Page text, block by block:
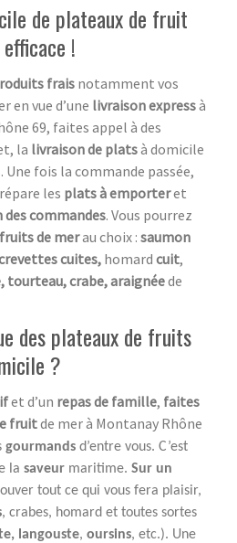
de plateaux de fruit
!
frais notamment vos
en vue d’une livraison expressà
69, faites appel à des
la livraison de platsà domicile
fois la commande passée,
les plats à emporteret
des commandes. Vous pourrez
de merau choix : saumon
cuites, homard cuit,
tourteau, crabe, araignéede
des plateaux de fruits
?
et d’un repas de famille, faites
fruitde mer à Montanay Rhône
gourmands d’entre vous. C’est
la saveur maritime. Sur un
tout ce qui vous fera plaisir,
, crabes, homard et toutes sortes
langouste, oursins, etc.). Une